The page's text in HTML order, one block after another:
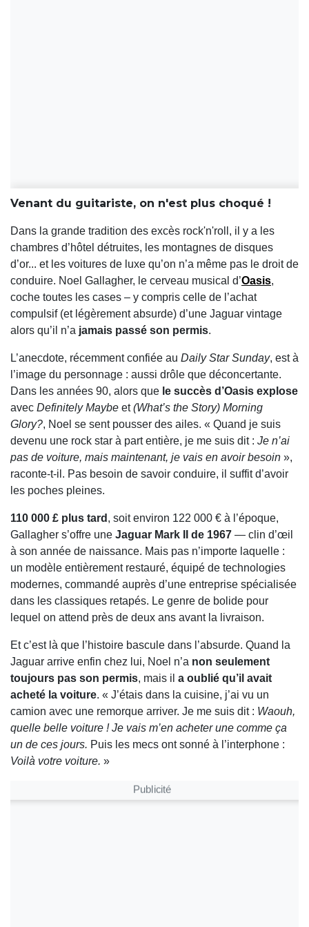
Venant du guitariste, on n'est plus choqué !
Dans la grande tradition des excès rock'n'roll, il y a les
chambres d’hôtel détruites, les montagnes de disques
d’or... et les voitures de luxe qu’on n’a même pas le droit de
conduire. Noel Gallagher, le cerveau musical d’Oasis,
coche toutes les cases – y compris celle de l’achat
compulsif (et légèrement absurde) d’une Jaguar vintage
alors qu’il n’a jamais passé son permis.
L’anecdote, récemment confiée au Daily Star Sunday, est à
l’image du personnage : aussi drôle que déconcertante.
Dans les années 90, alors que le succès d’Oasis explose
avec Definitely Maybe et(What’s the Story) Morning
Glory?, Noel se sent pousser des ailes. « Quand je suis
devenu une rock star à part entière, je me suis dit : Je n’ai
pas de voiture, mais maintenant, je vais en avoir besoin »,
raconte-t-il. Pas besoin de savoir conduire, il suffit d’avoir
les poches pleines.
110 000 £ plus tard , soit environ 122 000 € à l’époque,
Gallagher s’offre une Jaguar Mark II de 1967 — clin d’œil
à son année de naissance. Mais pas n’importe laquelle :
un modèle entièrement restauré, équipé de technologies
modernes, commandé auprès d’une entreprise spécialisée
dans les classiques retapés. Le genre de bolide pour
lequel on attend près de deux ans avant la livraison.
Et c’est là que l’histoire bascule dans l’absurde. Quand la
Jaguar arrive enfin chez lui, Noel n’a non seulement
toujours pas son permis, mais il a oublié qu’il avait
acheté la voiture. « J’étais dans la cuisine, j’ai vu un
camion avec une remorque arriver. Je me suis dit : Waouh,
quelle belle voiture ! Je vais m’en acheter une comme ça
un de ces jours. Puis les mecs ont sonné à l’interphone :
Voilà votre voiture. »
Publicité